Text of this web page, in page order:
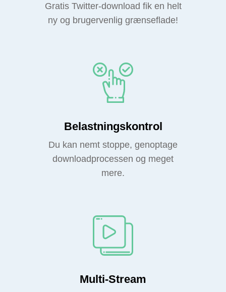
Gratis Twitter-download fik en helt
ny og brugervenlig grænseflade!
Belastningskontrol
Du kan nemt stoppe, genoptage
downloadprocessen og meget
mere.
Multi-Stream